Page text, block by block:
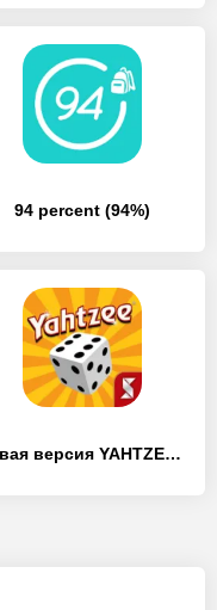
94 percent (94%)
Новая версия YAHTZEE with Buddies